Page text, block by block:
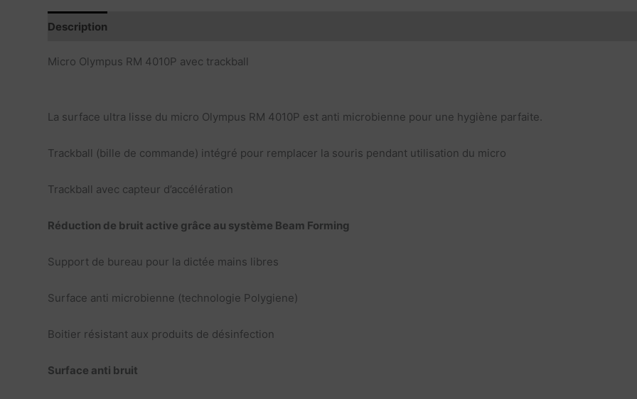
Description
Micro Olympus RM 4010P avec trackball
La surface ultra lisse du micro Olympus RM 4010P est anti microbienne pour une hygiène parfaite.
Trackball (bille de commande) intégré pour remplacer la souris pendant utilisation du micro
Trackball avec capteur d’accélération
Réduction de bruit active grâce au système Beam Forming
Support de bureau pour la dictée mains libres
Surface anti microbienne (technologie Polygiene)
Boitier résistant aux produits de désinfection
Surface anti bruit